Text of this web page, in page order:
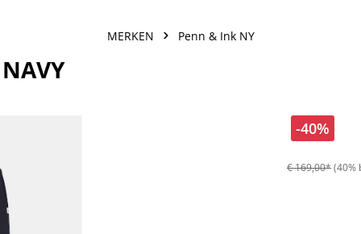
MERKEN Penn & Ink NY
-40%
€ 169,00*(40%